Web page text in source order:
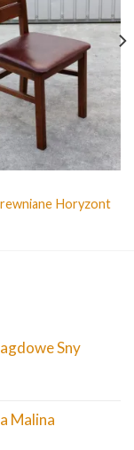
Horyzont
Sny
Malina